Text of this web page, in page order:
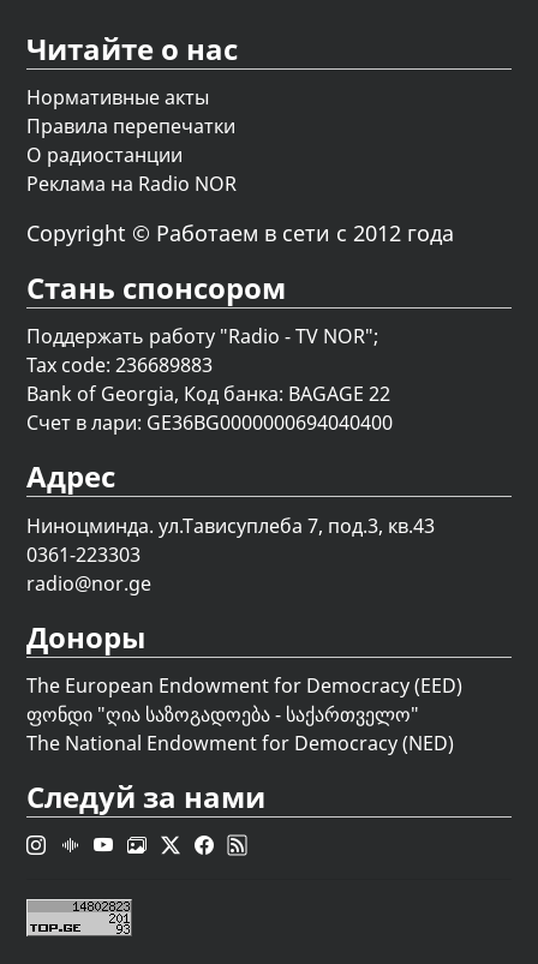
Читайте о нас
Нормативные акты
Правила перепечатки
О радиостанции
Реклама на Radio NOR
Copyright © Работаем в сети с 2012 года
Стань спонсором
Поддержать работу "Radio - TV NOR";
Tax code: 236689883
Bank of Georgia, Код банка: BAGAGE 22
Счет в лари: GE36BG0000000694040400
Адрес
Ниноцминда. ул.Тависуплеба 7, под.3, кв.43
0361-223303
radio@nor.ge
Доноры
The European Endowment for Democracy (EED)
ფონდი "ღია საზოგადოება - საქართველო"
The National Endowment for Democracy (NED)
Следуй за нами